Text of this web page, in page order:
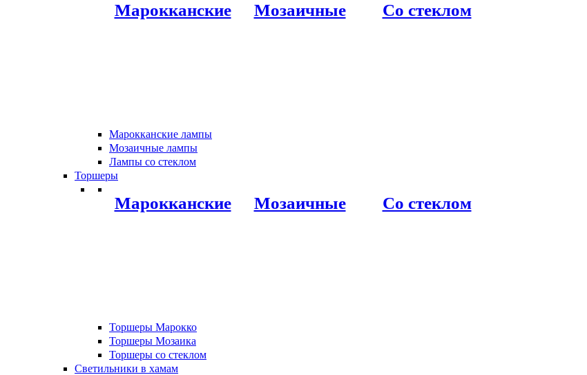
Марокканские Мозаичные Со стеклом
Марокканские лампы
Мозаичные лампы
Лампы со стеклом
Торшеры
Марокканские Мозаичные Со стеклом
Торшеры Марокко
Торшеры Мозаика
Торшеры со стеклом
Светильники в хамам